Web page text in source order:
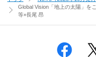
Global Vision 「地上の太陽」を
等×長尾 昂